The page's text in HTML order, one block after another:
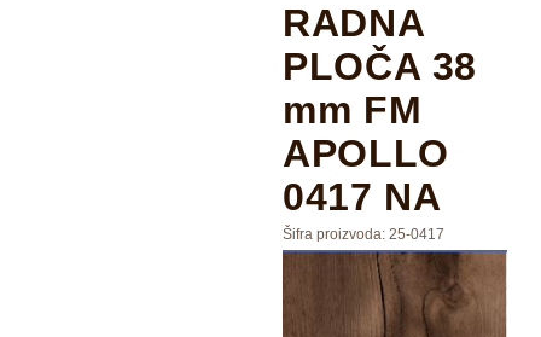
RADNA
PLOČA 38
mm FM
APOLLO
0417 NA
Šifra proizvoda: 25-0417